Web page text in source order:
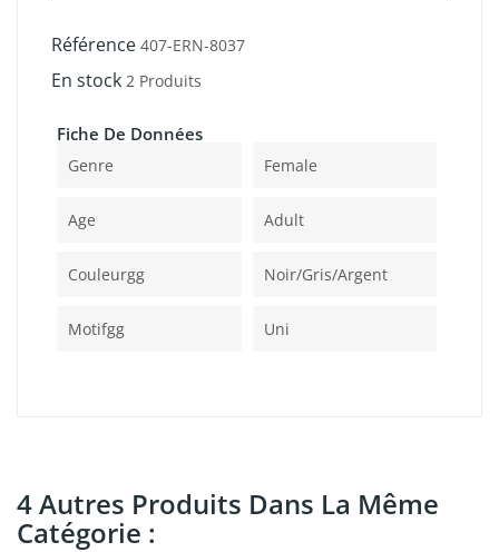
Référence 407-ERN-8037
En stock 2 Produits
Fiche De Données
Genre Female
Age Adult
Couleurgg Noir/gris/argent
Motifgg Uni
4 Autres Produits Dans La Même
Catégorie :